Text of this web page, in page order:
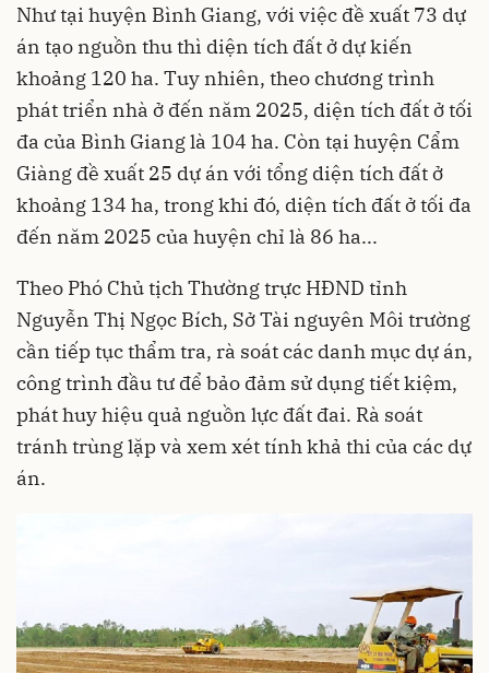
Như tại huyện Bình Giang, với việc đề xuất 73 dự
án tạo nguồn thu thì diện tích đất ở dự kiến
khoảng 120 ha. Tuy nhiên, theo chương trình
phát triển nhà ở đến năm 2025, diện tích đất ở tối
đa của Bình Giang là 104 ha. Còn tại huyện Cẩm
Giàng đề xuất 25 dự án với tổng diện tích đất ở
khoảng 134 ha, trong khi đó, diện tích đất ở tối đa
đến năm 2025 của huyện chỉ là 86 ha...
Theo Phó Chủ tịch Thường trực HĐND tỉnh
Nguyễn Thị Ngọc Bích, Sở Tài nguyên Môi trường
cần tiếp tục thẩm tra, rà soát các danh mục dự án,
công trình đầu tư để bảo đảm sử dụng tiết kiệm,
phát huy hiệu quả nguồn lực đất đai. Rà soát
tránh trùng lặp và xem xét tính khả thi của các dự
án.